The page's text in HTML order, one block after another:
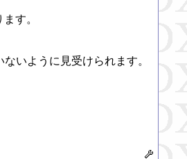
す。
いように見受けられます。